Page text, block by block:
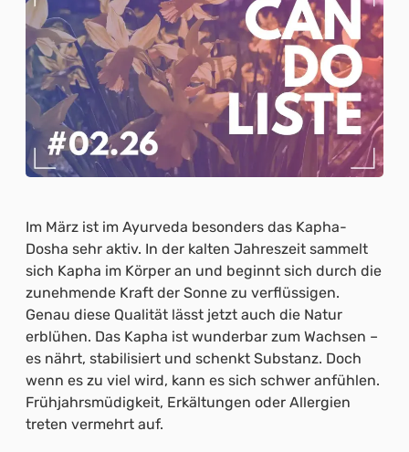
Im März ist im Ayurveda besonders das Kapha-
Dosha sehr aktiv. In der kalten Jahreszeit sammelt
sich Kapha im Körper an und beginnt sich durch die
zunehmende Kraft der Sonne zu verflüssigen.
Genau diese Qualität lässt jetzt auch die Natur
erblühen. Das Kapha ist wunderbar zum Wachsen –
es nährt, stabilisiert und schenkt Substanz. Doch
wenn es zu viel wird, kann es sich schwer anfühlen.
Frühjahrsmüdigkeit, Erkältungen oder Allergien
treten vermehrt auf.